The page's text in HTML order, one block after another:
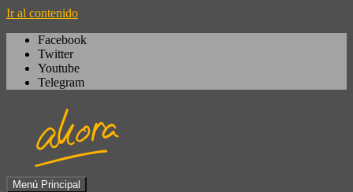
Ir al contenido
Facebook
Twitter
Youtube
Telegram
Menú Principal